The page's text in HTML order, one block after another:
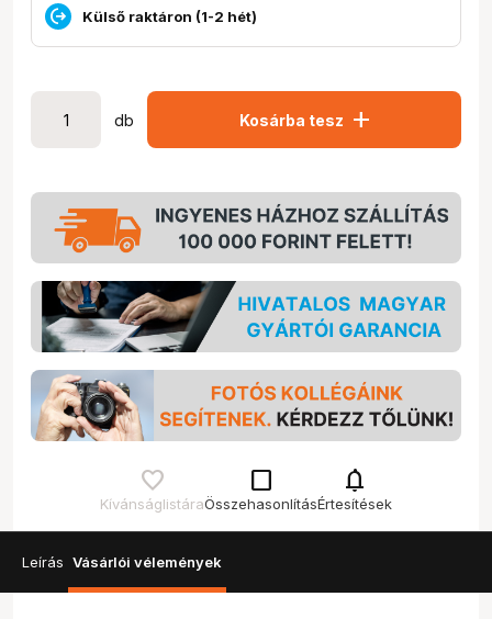
Külső raktáron (1-2 hét)
db Kosárba tesz add
Kívánságlistára
check_box_outline_blank
Összehasonlítás
notifications
Értesítések
Leírás Vásárlói vélemények